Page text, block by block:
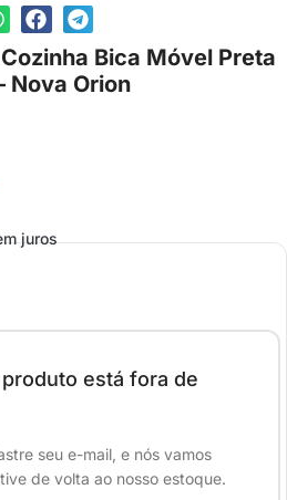
Bica Móvel Preta
Nova Orion
juros
está fora de
seu e-mail, e nós vamos
de volta ao nosso estoque.